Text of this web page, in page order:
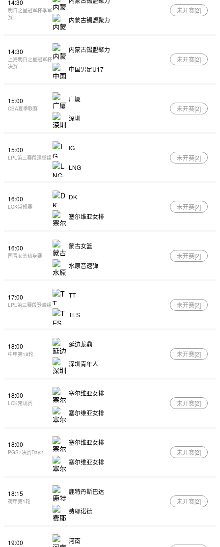
14:30
明日之星冠军杯季军
赛
内蒙古锡盟聚力
未开赛[2]
14:30
上海明日之星冠军杯
决赛
内蒙古锡盟聚力
中国男足U17
未开赛[2]
15:00
CBA夏季联赛
广厦
深圳
未开赛[2]
15:00
LPL第三赛段涅槃组
IG
LNG
未开赛[2]
16:00
LCK常规赛
DK
塞尔维亚女排
未开赛[2]
16:00
国青女篮热身赛
蒙古女篮
水原音速弹
未开赛[2]
17:00
LPL第三赛段登峰组
TT
TES
未开赛[2]
18:00
中甲第18轮
延边龙鼎
深圳青年人
未开赛[2]
18:00
LCK常规赛
塞尔维亚女排
塞尔维亚女排
未开赛[2]
18:00
PGS7决赛Day2
塞尔维亚女排
塞尔维亚女排
未开赛[2]
18:15
荷甲第1轮
鹿特丹斯巴达
费耶诺德
未开赛[2]
19:00 河南